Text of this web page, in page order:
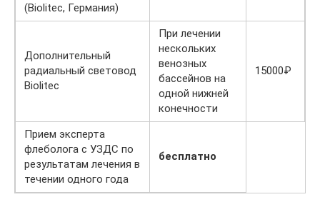
(Biolitec, Германия)
Дополнительный
радиальный световод
Biolitec
При лечении
нескольких
венозных
бассейнов на
одной нижней
конечности
15000₽
Прием эксперта
флеболога с УЗДС по
результатам лечения в
течении одного года
бесплатно